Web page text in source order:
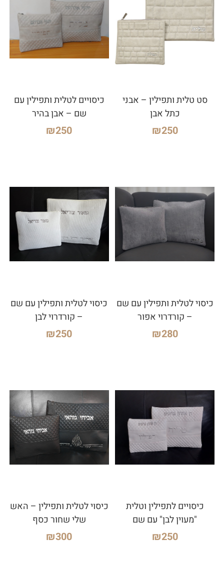
סט טלית ותפילין – אבני
כתל אבן
₪250
כיסויים לטלית ותפילין עם
שם – אבן בהיר
₪250
כיסוי לטלית ותפילין עם שם
– קורדרוי אפור
₪280
כיסוי לטלית ותפילין עם שם
– קורדרוי לבן
₪250
כיסויים לתפילין וטלית
"מעוין לבן" עם שם
₪250
כיסוי לטלית ותפילין – האש
שלי שחור כסף
₪300